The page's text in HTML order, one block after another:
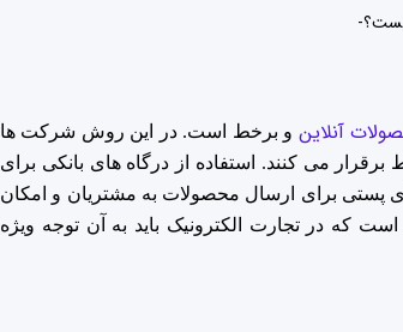
آنلاین و برخط است. در این روش شرکت ها
می کنند. استفاده از درگاه های بانکی برای
پستی برای ارسال محصولات به مشتریان و امکان
که در تجارت الکترونیک باید به آن توجه ویژه